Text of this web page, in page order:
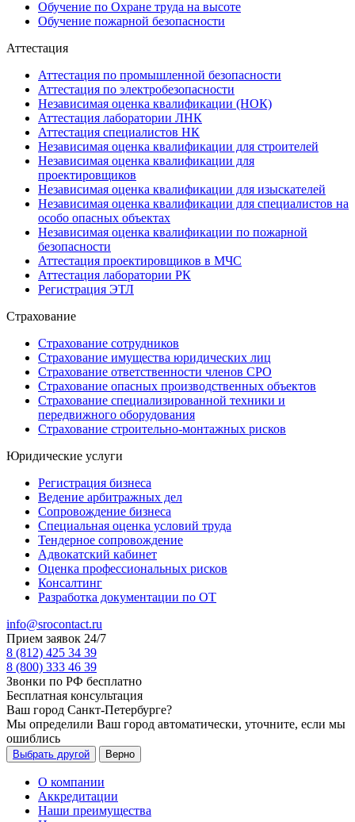
Обучение по Охране труда на высоте
Обучение пожарной безопасности
Аттестация
Аттестация по промышленной безопасности
Аттестация по электробезопасности
Независимая оценка квалификации (НОК)
Аттестация лаборатории ЛНК
Аттестация специалистов НК
Независимая оценка квалификации для строителей
Независимая оценка квалификации для
проектировщиков
Независимая оценка квалификации для изыскателей
Независимая оценка квалификации для специалистов на
особо опасных объектах
Независимая оценка квалификации по пожарной
безопасности
Аттестация проектировщиков в МЧС
Аттестация лаборатории РК
Регистрация ЭТЛ
Страхование
Страхование сотрудников
Страхование имущества юридических лиц
Страхование ответственности членов СРО
Страхование опасных производственных объектов
Страхование специализированной техники и
передвижного оборудования
Страхование строительно-монтажных рисков
Юридические услуги
Регистрация бизнеса
Ведение арбитражных дел
Сопровождение бизнеса
Специальная оценка условий труда
Тендерное сопровождение
Адвокатский кабинет
Оценка профессиональных рисков
Консалтинг
Разработка документации по ОТ
info@srocontact.ru
Прием заявок 24/7
8 (812) 425 34 39
8 (800) 333 46 39
Звонки по РФ бесплатно
Бесплатная консультация
Ваш город Санкт-Петербурге?
Мы определили Ваш город автоматически, уточните, если мы
ошиблись
Выбрать другой Верно
О компании
Аккредитации
Наши преимущества